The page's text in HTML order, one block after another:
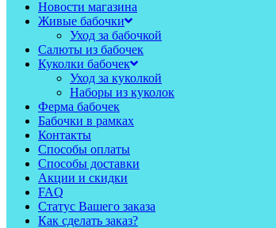
Новости магазина
Живые бабочки
Уход за бабочкой
Салюты из бабочек
Куколки бабочек
Уход за куколкой
Наборы из куколок
Ферма бабочек
Бабочки в рамках
Контакты
Способы оплаты
Способы доставки
Акции и скидки
FAQ
Статус Вашего заказа
Как сделать заказ?